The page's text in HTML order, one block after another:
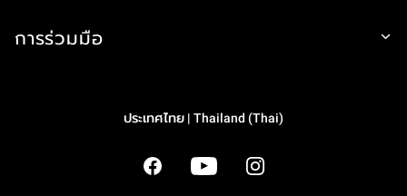
การร่วมมือ
ประเทศไทย | Thailand (Thai)